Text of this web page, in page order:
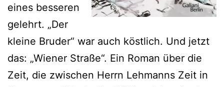
eines besseren
gelehrt. „Der
kleine Bruder“ war auch köstlich. Und jetzt
das: „Wiener Straße“. Ein Roman über die
Zeit, die zwischen Herrn Lehmanns Zeit in